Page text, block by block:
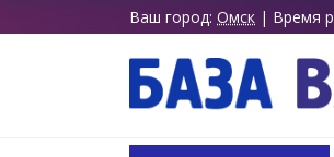
Ваш город: Омск | Время